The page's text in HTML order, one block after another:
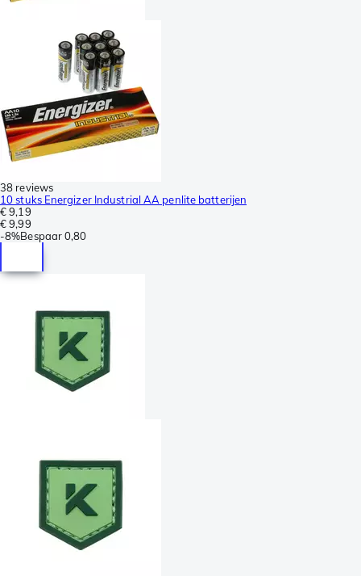
38 reviews
10 stuks Energizer Industrial AA penlite batterijen
€ 9,19
€ 9,99
-8%Bespaar0,80